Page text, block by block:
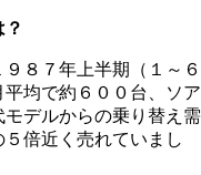
８７年上半期（１～６
均で約６００台、ソア
デルからの乗り替え需
倍近く売れていまし